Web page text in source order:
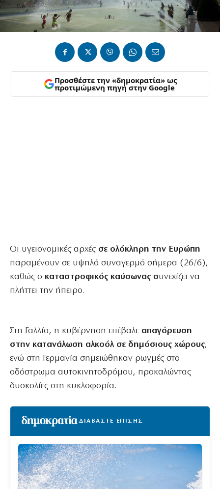
Προσθέστε την «δημοκρατία» ως
προτιμώμενη πηγή στην Google
Οι υγειονομικές αρχέςσε ολόκληρη την Ευρώπη
παραμένουν σε υψηλό συναγερμό σήμερα (26/6),
καθώς ο καταστροφικός καύσωνας συνεχίζει να
πλήττει την ήπειρο.
Στη Γαλλία, η κυβέρνηση επέβαλε απαγόρευση
στην κατανάλωση αλκοόλ σε δημόσιους χώρους,
ενώ στη Γερμανία σημειώθηκαν ρωγμές στο
οδόστρωμα αυτοκινητοδρόμου, προκαλώντας
δυσκολίες στη κυκλοφορία.
ΔΙΑΒΑΣΤΕ ΕΠΙΣΗΣ